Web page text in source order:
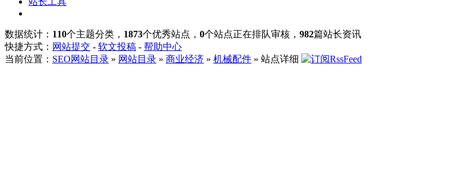
数据统计： 110个主题分类， 1873个优秀站点， 0个站点正在排队审核， 982篇站长资讯
快捷方式： 网站提交 - 软文投稿 - 帮助中心
当前位置： SEO网站目录 » 网站目录 » 商业经济 » 机械配件 » 站点详细